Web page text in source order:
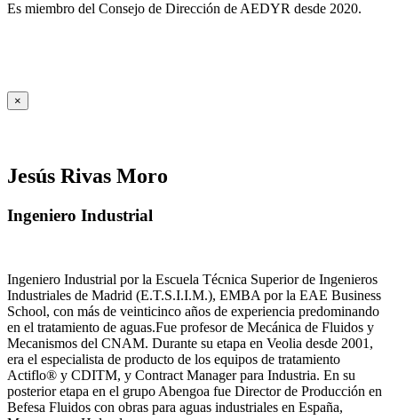
Es miembro del Consejo de Dirección de AEDYR desde 2020.
×
Jesús Rivas Moro
Ingeniero Industrial
Ingeniero Industrial por la Escuela Técnica Superior de Ingenieros
Industriales de Madrid (E.T.S.I.I.M.), EMBA por la EAE Business
School, con más de veinticinco años de experiencia predominando
en el tratamiento de aguas.Fue profesor de Mecánica de Fluidos y
Mecanismos del CNAM. Durante su etapa en Veolia desde 2001,
era el especialista de producto de los equipos de tratamiento
Actiflo® y CDITM, y Contract Manager para Industria. En su
posterior etapa en el grupo Abengoa fue Director de Producción en
Befesa Fluidos con obras para aguas industriales en España,